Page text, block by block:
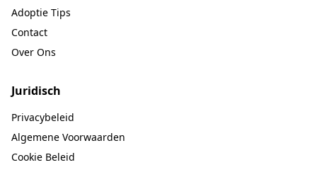
Adoptie Tips
Contact
Over Ons
Juridisch
Privacybeleid
Algemene Voorwaarden
Cookie Beleid